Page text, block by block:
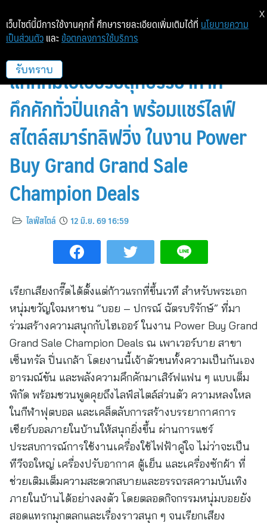
“บอย ปกรณ์” โปรยเสน่ห์เกินต้าน!
แท็กทีมไฮเออร์ปลุกบรรยากาศ
คึกคักทั่วปิ่นเกล้า พร้อมแชร์ไลฟ์
สไตล์สมาร์ทลิฟวิ่ง ในงาน Power
Buy Grand Grand Sale
Champion Deals
ไลฟ์สไตล์ 12 มิ.ย. 69 16:59
เรียกเสียงกรี๊ดได้ตั้งแต่ก้าวแรกที่ขึ้นเวที สำหรับพระเอก
หนุ่มขวัญใจมหาชน “บอย – ปกรณ์ ฉัตรบริรักษ์” ที่มา
ร่วมสร้างความสนุกกับไฮเออร์ ในงาน Power Buy Grand
Grand Sale Champion Deals ณ เพาเวอร์บาย สาขา
เซ็นทรัล ปิ่นเกล้า โดยงานนี้เจ้าตัวขนทั้งความเป็นกันเอง
อารมณ์ขัน และพลังความคึกคักมาเสิร์ฟแฟน ๆ แบบเต็ม
พิกัด พร้อมชวนพูดคุยถึงไลฟ์สไตล์ส่วนตัว ความหลงใหล
ในกีฬาฟุตบอล และเคล็ดลับการสร้างบรรยากาศการ
เชียร์บอลภายในบ้านให้สนุกยิ่งขึ้น ผ่านการแชร์
ประสบการณ์การใช้งานเครื่องใช้ไฟฟ้าคู่ใจ ไม่ว่าจะเป็น
ทีวีจอใหญ่ เครื่องปรับอากาศ ตู้เย็น และเครื่องซักผ้า ที่
ช่วยเติมเต็มความสะดวกสบายและอรรถรสความบันเทิง
ภายในบ้านได้อย่างลงตัว โดยตลอดกิจกรรมหนุ่มบอยยัง
สอดแทรกมุกตลกและเรื่องราวสนุก ๆ จนเรียกเสียง
เว็บไซต์นี้มีการใช้งานคุกกี้ ศึกษารายละเอียดเพิ่มเติมได้ที่ นโยบายความ
เป็นส่วนตัว และ ข้อตกลงการใช้บริการ
รับทราบ
X